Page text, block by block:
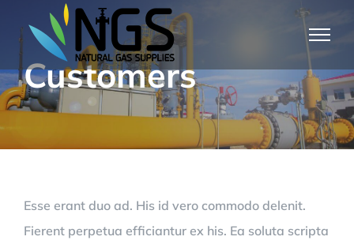
contentCustomers
Esse erant duo ad. His id vero commodo delenit.
Fierent perpetua efficiantur ex his. Ea soluta scripta